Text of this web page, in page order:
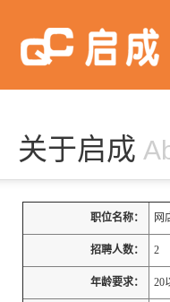
关于启成
职位名称： 网
招聘人数： 2
年龄要求： 20